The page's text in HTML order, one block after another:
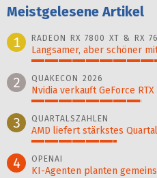
Meistgelesene Artikel
1
RADEON RX 7800 XT & RX
Langsamer, aber schöner
2 QUAKECON 2026
Nvidia verkauft GeForce RTX
3 QUARTALSZAHLEN
AMD liefert stärkstes
4 OPENAI
KI-Agenten planten